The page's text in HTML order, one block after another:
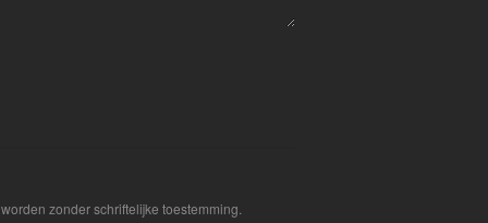
zonder schriftelijke toestemming.